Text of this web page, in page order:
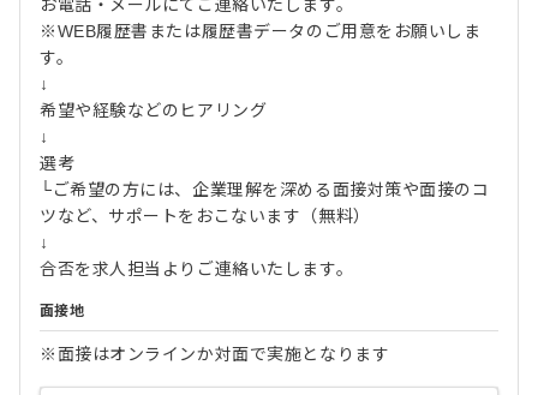
お電話・メールにてご連絡いたします。
※WEB履歴書または履歴書データのご用意をお願いしま
す。
↓
希望や経験などのヒアリング
↓
選考
└ご希望の方には、企業理解を深める面接対策や面接のコ
ツなど、サポートをおこないます（無料）
↓
合否を求人担当よりご連絡いたします。
面接地
※面接はオンラインか対面で実施となります